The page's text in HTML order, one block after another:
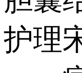
护理